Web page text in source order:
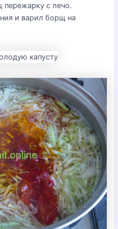
пережарку с лечо.
и варил борщ на